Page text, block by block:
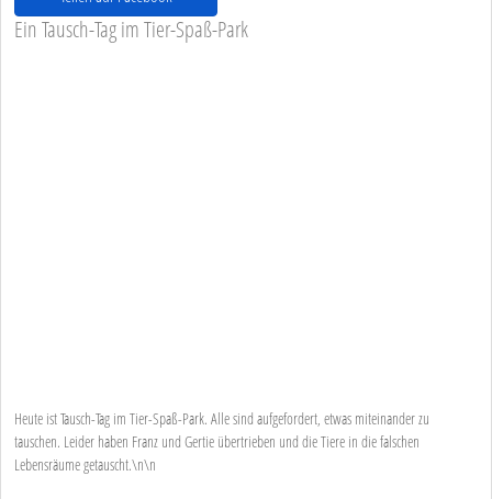
Ein Tausch-Tag im Tier-Spaß-Park
Heute ist Tausch-Tag im Tier-Spaß-Park. Alle sind aufgefordert, etwas miteinander zu
tauschen. Leider haben Franz und Gertie übertrieben und die Tiere in die falschen
Lebensräume getauscht.\n\n